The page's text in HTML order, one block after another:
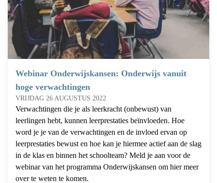
Webinar Onderwijskansen: Onderwijs vanuit
hoge verwachtingen
VRIJDAG 26 AUGUSTUS 2022
Verwachtingen die je als leerkracht (onbewust) van
leerlingen hebt, kunnen leerprestaties beïnvloeden. Hoe
word je je van de verwachtingen en de invloed ervan op
leerprestaties bewust en hoe kan je hiermee actief aan de slag
in de klas en binnen het schoolteam? Meld je aan voor de
webinar van het programma Onderwijskansen om hier meer
over te weten te komen.